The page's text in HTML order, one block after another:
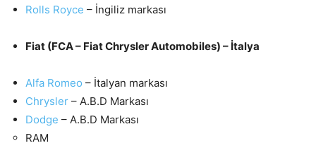
Rolls Royce – İngiliz markası
Fiat (FCA – Fiat Chrysler Automobiles) – İtalya
Alfa Romeo – İtalyan markası
Chrysler – A.B.D Markası
Dodge – A.B.D Markası
RAM